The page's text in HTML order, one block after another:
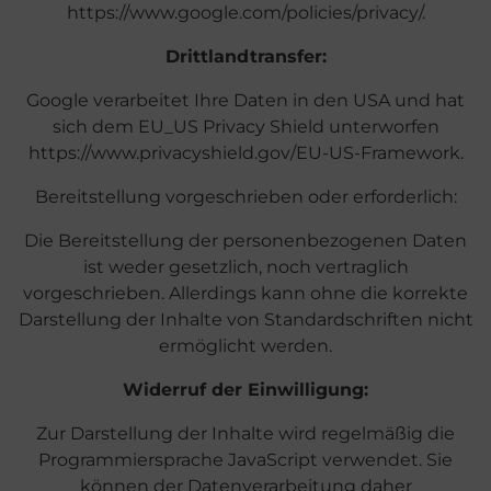
https://www.google.com/policies/privacy/.
Drittlandtransfer:
Google verarbeitet Ihre Daten in den USA und hat
sich dem EU_US Privacy Shield unterworfen
https://www.privacyshield.gov/EU-US-Framework.
Bereitstellung vorgeschrieben oder erforderlich:
Die Bereitstellung der personenbezogenen Daten
ist weder gesetzlich, noch vertraglich
vorgeschrieben. Allerdings kann ohne die korrekte
Darstellung der Inhalte von Standardschriften nicht
ermöglicht werden.
Widerruf der Einwilligung:
Zur Darstellung der Inhalte wird regelmäßig die
Programmiersprache JavaScript verwendet. Sie
können der Datenverarbeitung daher